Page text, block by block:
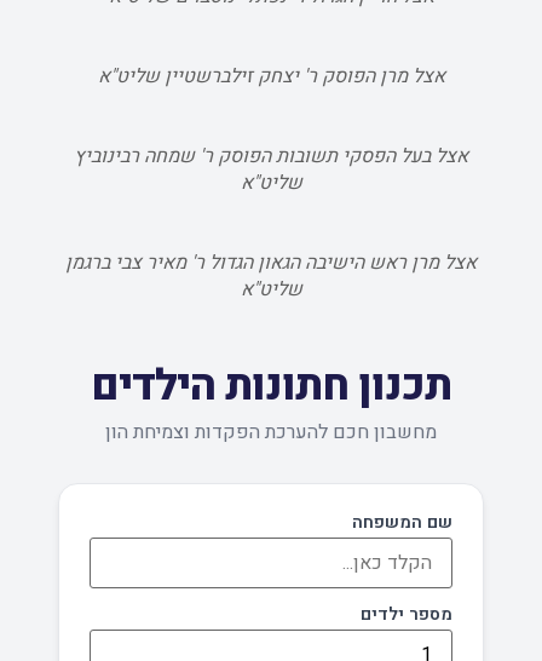
אצל מרן הפוסק ר' יצחק זילברשטיין שליט"א
אצל בעל הפסקי תשובות הפוסק ר' שמחה רבינוביץ
שליט"א
אצל מרן ראש הישיבה הגאון הגדול ר' מאיר צבי ברגמן
שליט"א
תכנון חתונות הילדים
מחשבון חכם להערכת הפקדות וצמיחת הון
שם המשפחה
מספר ילדים